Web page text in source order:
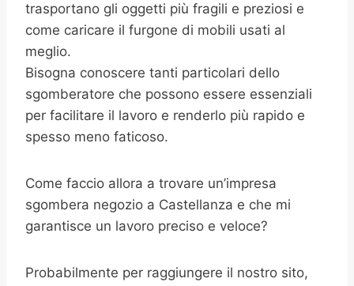
trasportano gli oggetti più fragili e preziosi e
come caricare il furgone di mobili usati al
meglio.
Bisogna conoscere tanti particolari dello
sgomberatore che possono essere essenziali
per facilitare il lavoro e renderlo più rapido e
spesso meno faticoso.
Come faccio allora a trovare un’impresa
sgombera negozio a Castellanza e che mi
garantisce un lavoro preciso e veloce?
Probabilmente per raggiungere il nostro sito,